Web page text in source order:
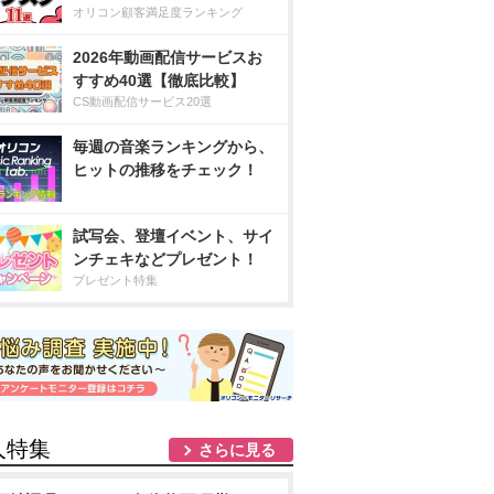
オリコン顧客満足度ランキング
2026年動画配信サービスお
すすめ40選【徹底比較】
CS動画配信サービス20選
毎週の音楽ランキングから、
ヒットの推移をチェック！
試写会、登壇イベント、サイ
ンチェキなどプレゼント！
プレゼント特集
特集 さらに見る